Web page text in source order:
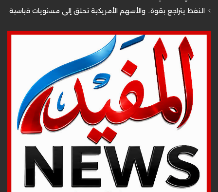
النفط يتراجع بقوة.. والأسهم الأمريكية تحلق إلى مستويات قياسية